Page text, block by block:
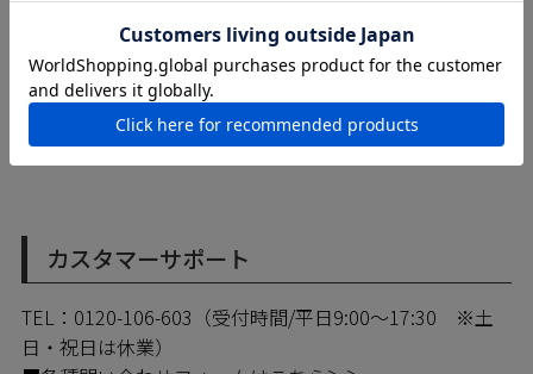
なお、弊社通販サイトでご購入いただいた商品の交換・
返品は実店舗ではお受けできません。
通販サイト購入品の交換・返品をご希望の場合は、お手
数ですが下記通販サポート窓口までご連絡をお願い致し
カスタマーサポート
TEL：0120-106-603（受付時間/平日9:00～17:30 ※土
日・祝日は休業）